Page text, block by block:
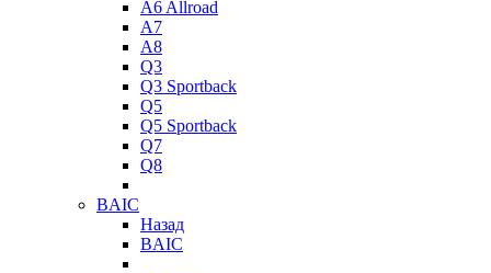
A6 Allroad
A7
A8
Q3
Q3 Sportback
Q5
Q5 Sportback
Q7
Q8
BAIC
Назад
BAIC